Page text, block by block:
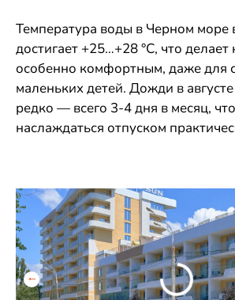
Температура воды в Черном море
достигает +25…+28 °С, что делает
особенно комфортным, даже для
маленьких детей. Дожди в
редко — всего 3-4 дня в месяц,
наслаждаться отпуском